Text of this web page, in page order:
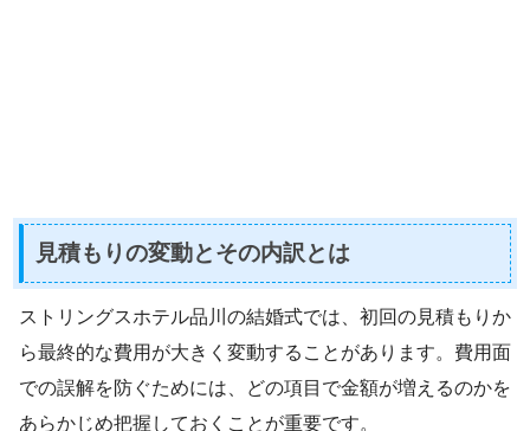
見積もりの変動とその内訳とは
ストリングスホテル品川の結婚式では、初回の見積もりか
ら最終的な費用が大きく変動することがあります。費用面
での誤解を防ぐためには、どの項目で金額が増えるのかを
あらかじめ把握しておくことが重要です。